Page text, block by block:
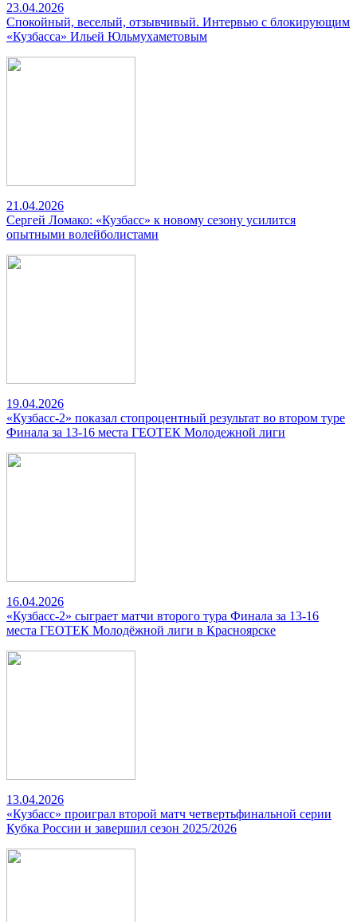
23.04.2026
Спокойный, веселый, отзывчивый. Интервью с блокирующим
«Кузбасса» Ильей Юльмухаметовым
21.04.2026
Сергей Ломако: «Кузбасс» к новому сезону усилится
опытными волейболистами
19.04.2026
«Кузбасс-2» показал стопроцентный результат во втором туре
Финала за 13-16 места ГЕОТЕК Молодежной лиги
16.04.2026
«Кузбасс-2» сыграет матчи второго тура Финала за 13-16
места ГЕОТЕК Молодёжной лиги в Красноярске
13.04.2026
«Кузбасс» проиграл второй матч четвертьфинальной серии
Кубка России и завершил сезон 2025/2026